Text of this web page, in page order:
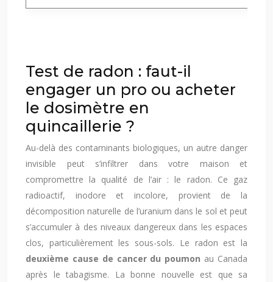
Test de radon : faut-il
engager un pro ou acheter
le dosimètre en
quincaillerie ?
Au-delà des contaminants biologiques, un autre danger
invisible peut s’infiltrer dans votre maison et
compromettre la qualité de l’air : le radon. Ce gaz
radioactif, inodore et incolore, provient de la
décomposition naturelle de l’uranium dans le sol et peut
s’accumuler à des niveaux dangereux dans les espaces
clos, particulièrement les sous-sols. Le radon est la
deuxième cause de cancer du poumon au Canada
après le tabagisme. La bonne nouvelle est que sa